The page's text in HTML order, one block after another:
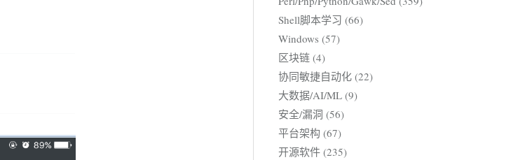
Shell脚本学习 (66)
Windows (57)
区块链 (4)
协同敏捷自动化 (22)
大数据/AI/ML (9)
安全/漏洞 (56)
平台架构 (67)
开源软件 (235)